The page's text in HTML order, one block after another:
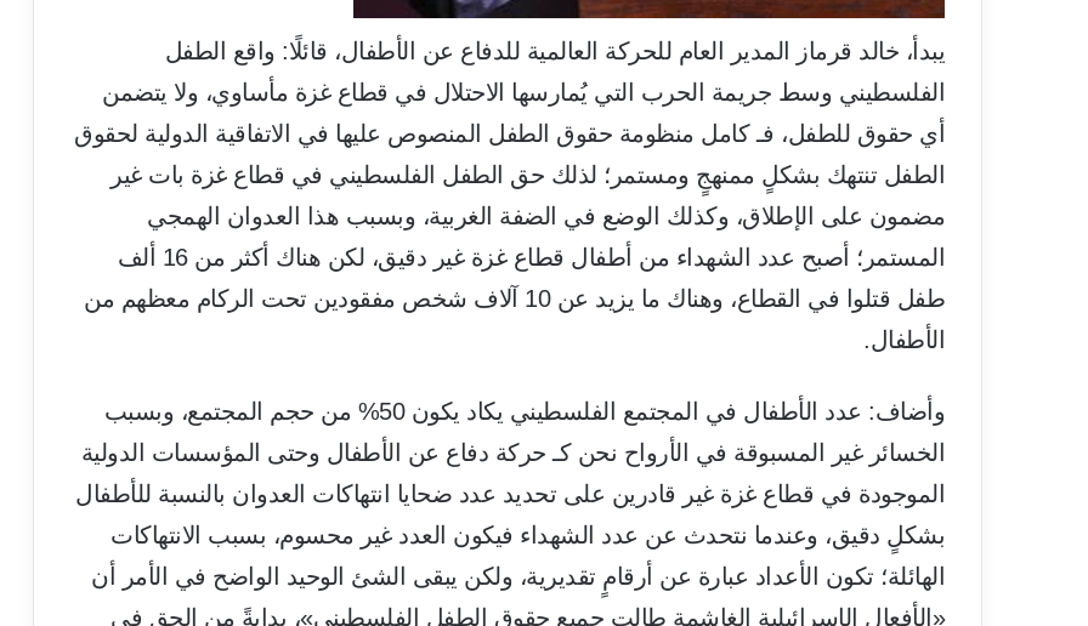
يبدأ، خالد قرماز المدير العام للحركة العالمية للدفاع عن الأطفال، قائلًا: واقع الطفل
الفلسطيني وسط جريمة الحرب التي يُمارسها الاحتلال في قطاع غزة مأساوي، ولا يتضمن
أي حقوق للطفل، فـ كامل منظومة حقوق الطفل المنصوص عليها في الاتفاقية الدولية لحقوق
الطفل تنتهك بشكلٍ ممنهجٍ ومستمر؛ لذلك حق الطفل الفلسطيني في قطاع غزة بات غير
مضمون على الإطلاق، وكذلك الوضع في الضفة الغربية، وبسبب هذا العدوان الهمجي
المستمر؛ أصبح عدد الشهداء من أطفال قطاع غزة غير دقيق، لكن هناك أكثر من 16 ألف
طفل قتلوا في القطاع، وهناك ما يزيد عن 10 آلاف شخص مفقودين تحت الركام معظهم من
الأطفال.
وأضاف: عدد الأطفال في المجتمع الفلسطيني يكاد يكون 50% من حجم المجتمع، وبسبب
الخسائر غير المسبوقة في الأرواح نحن كـ حركة دفاع عن الأطفال وحتى المؤسسات الدولية
الموجودة في قطاع غزة غير قادرين على تحديد عدد ضحايا انتهاكات العدوان بالنسبة للأطفال
بشكلٍ دقيق، وعندما نتحدث عن عدد الشهداء فيكون العدد غير محسوم، بسبب الانتهاكات
الهائلة؛ تكون الأعداد عبارة عن أرقامٍ تقديرية، ولكن يبقى الشئ الوحيد الواضح في الأمر أن
«الأفعال الإسرائيلية الغاشمة طالت جميع حقوق الطفل الفلسطيني»، بدايةً من الحق في